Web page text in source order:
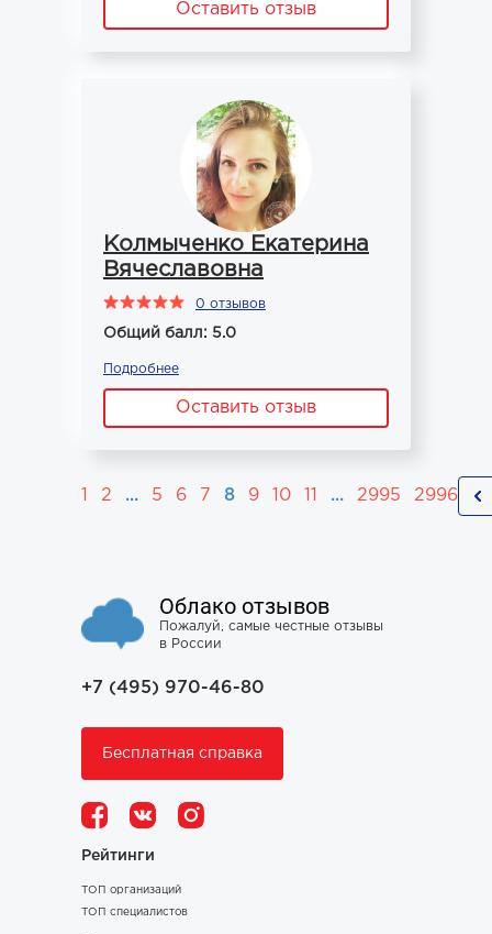
Оставить отзыв
Колмыченко Екатерина
Вячеславовна
0 отзывов
Общий балл: 5.0
Подробнее
Оставить отзыв
2 ... 5 6 7 8 9 10 ... 2995 2996
Облако отзывов
Пожалуй, самые честные отзывы
в России
+7 (495) 970-46-80
Бесплатная справка
Рейтинги
ТОП организаций
ТОП специалистов